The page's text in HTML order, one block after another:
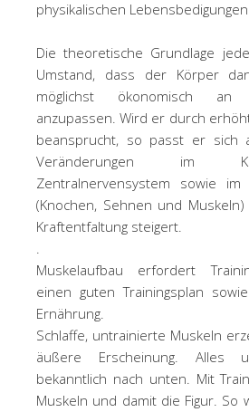
physikalischen
Die theoretische Grundlage
Umstand, dass der Körper
möglichst ökonomisch an
anzupassen. Wird er durch
beansprucht, so passt er sich
Veränderungen im
Zentralnervensystem sowie im
(Knochen, Sehnen und
Kraftentfaltung steigert.
.
Muskelaufbau erfordert
einen guten Trainingsplan
Ernährung.
Schlaffe, untrainierte Muskeln
äußere Erscheinung. Alles
bekanntlich nach unten. Mit
Muskeln und damit die Figur. So